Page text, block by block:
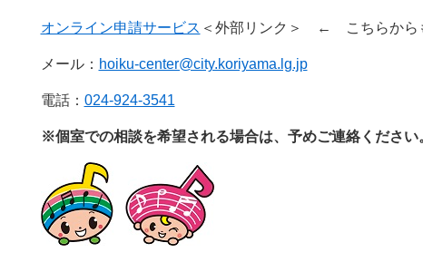
オンライン申請サービス ＜外部リンク＞ ← こちらから
メール： hoiku-center@city.koriyama.lg.jp
電話： 024-924-3541
※個室での相談を希望される場合は、予めご連絡ください